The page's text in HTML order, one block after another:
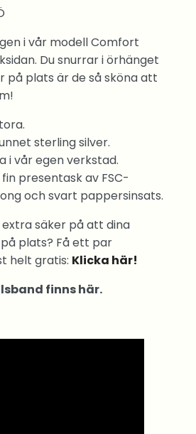
i vår modell Comfort
Du snurrar i örhänget
på plats är de så sköna att
sterling silver.
i vår egen verkstad.
presentask av FSC-
och svart pappersinsats.
extra säker på att dina
plats? Få ett par
helt gratis: Klicka här!
finns här.